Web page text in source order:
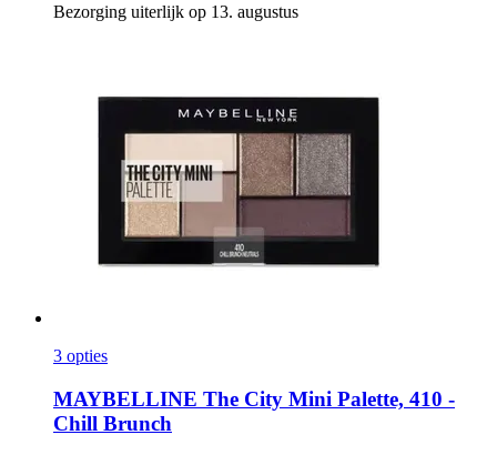
Bezorging uiterlijk op 13. augustus
3 opties
MAYBELLINE The City Mini Palette, 410 -​
Chill Brunch